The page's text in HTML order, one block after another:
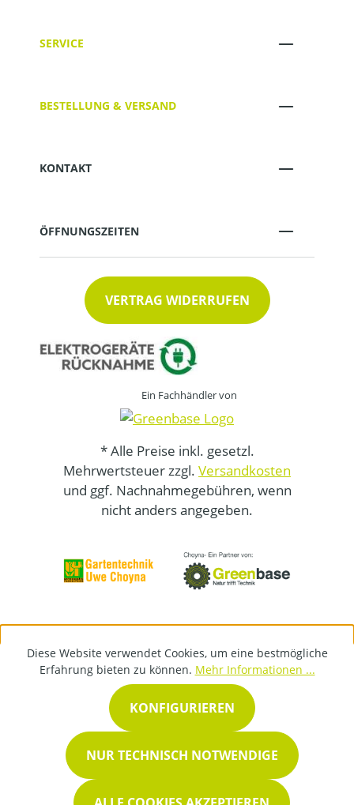
SERVICE
BESTELLUNG & VERSAND
KONTAKT
ÖFFNUNGSZEITEN
VERTRAG WIDERRUFEN
Ein Fachhändler von
* Alle Preise inkl. gesetzl.
Mehrwertsteuer zzgl. Versandkosten
und ggf. Nachnahmegebühren, wenn
nicht anders angegeben.
Diese Website verwendet Cookies, um eine bestmögliche
Erfahrung bieten zu können. Mehr Informationen ...
NUR TECHNISCH NOTWENDIGE
KONFIGURIEREN